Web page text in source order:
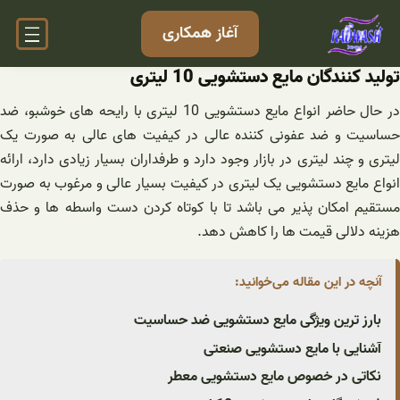
رفتن
آغاز همکاری
تولید کنندگان مایع دستشویی 10 لیتری
در حال حاضر انواع مایع دستشویی 10 لیتری با رایحه های خوشبو، ضد
حساسیت و ضد عفونی کننده عالی در کیفیت های عالی به صورت یک
لیتری و چند لیتری در بازار وجود دارد و طرفداران بسیار زیادی دارد، ارائه
انواع مایع دستشویی یک لیتری در کیفیت بسیار عالی و مرغوب به صورت
مستقیم امکان پذیر می باشد تا با کوتاه کردن دست واسطه ها و حذف
هزینه دلالی قیمت ها را کاهش دهد.
آنچه در این مقاله می‌خوانید:
بارز ترین ویژگی مایع دستشویی ضد حساسیت
آشنایی با مایع دستشویی صنعتی
نکاتی در خصوص مایع دستشویی معطر